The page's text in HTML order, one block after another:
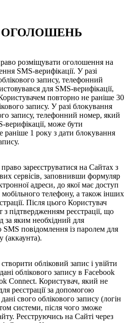
розміщувати оголошення на
SMS-верифікації. У разі
запису, телефонний
для SMS-верифікації,
повторно не раніше 30
запису. У разі блокування
запису, телефонний номер, який
верифікації, може бути
раніше 1 року з дати блокування
зареєструватися на Сайтах з
сервісів, заповнивши формуляр
адреси, до якої має доступ
телефону, а також інших
Після цього Користувач
підтвердженням реєстрації, що
за яким необхідний для
SMS повідомлення із паролем для
(аккаунта).
обліковий запис і увійти
облікового запису в Facebook
Connect. Користувач, який не
реєстрації за допомогою
свого облікового запису (логін
системи, після чого зможе
Реєструючись на Сайті через